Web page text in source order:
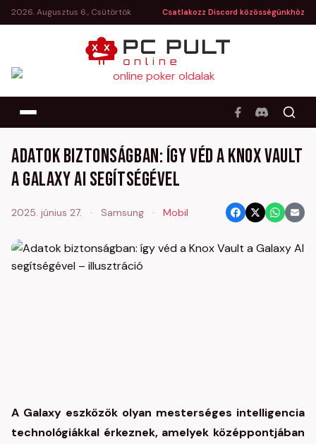
2026. Augusztus 6., Csütörtök Csatlakozz Discord közösségünkhöz
Adatok biztonságban: így véd a Knox Vault
a Galaxy AI segítségével
2025. június 27. · Samsung · Mobil
A Galaxy eszközök olyan mesterséges intelligencia
technológiákkal érkeznek, amelyek középpontjában